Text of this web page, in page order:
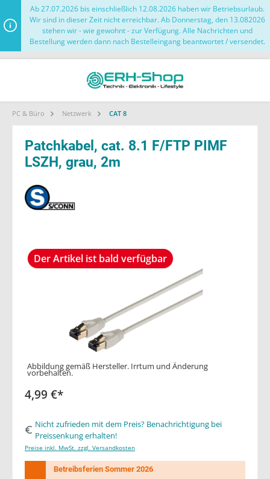
Ab 27.07.2026 bis einschließlich 12.08.2026 haben wir Betriebsurlaub.
Wir sind in dieser Zeit nicht erreichbar. Ab Donnerstag, den 13.082026
stehen wir - wie gewohnt - zur Verfügung. Alle Nachrichten und
Bestellung werden dann nach Bestelleingang beantwortet / versendet.
PC & Büro Netzwerk CAT 8
Patchkabel, cat. 8.1 F/FTP PIMF
LSZH, grau, 2m
Der Artikel ist bald verfügbar
Abbildung gemäß Hersteller. Irrtum und Änderung
vorbehalten.
4,99 €*
Nicht zufrieden mit dem Preis? Benachrichtigung bei
Preissenkung erhalten!
Preise inkl. MwSt. zzgl. Versandkosten
Betreibsferien Sommer 2026